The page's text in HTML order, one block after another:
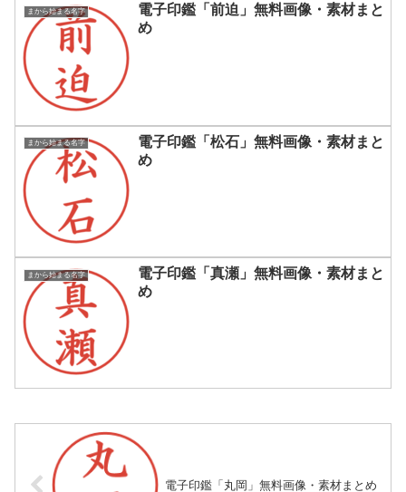
まから始まる名字
電子印鑑「前迫」無料画像・素材まと
め
まから始まる名字
電子印鑑「松石」無料画像・素材まと
め
まから始まる名字
電子印鑑「真瀬」無料画像・素材まと
め
電子印鑑「丸岡」無料画像・素材まとめ